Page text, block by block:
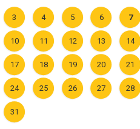
3 4 5 6 7
10 11 12 13 14
17 18 19 20 21
24 25 26 27 28
31